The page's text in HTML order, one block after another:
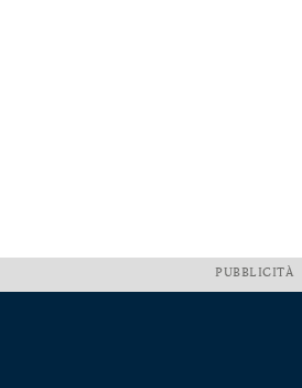
PUBBLICITÀ